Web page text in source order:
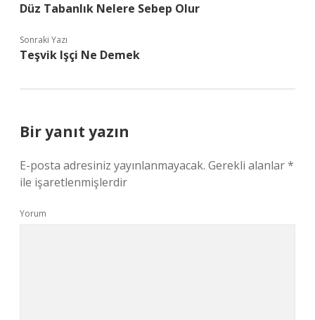
Düz Tabanlık Nelere Sebep Olur
Sonraki Yazı
Teşvik Işçi Ne Demek
Bir yanıt yazın
E-posta adresiniz yayınlanmayacak. Gerekli alanlar*
ile işaretlenmişlerdir
Yorum